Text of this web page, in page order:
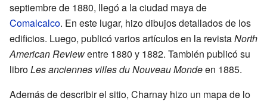
septiembre de 1880, llegó a la ciudad maya de
Comalcalco. En este lugar, hizo dibujos detallados de los
edificios. Luego, publicó varios artículos en la revistaNorth
American Reviewentre 1880 y 1882. También publicó su
libroLes anciennes villes du Nouveau Mondeen 1885.
Además de describir el sitio, Charnay hizo un mapa de lo